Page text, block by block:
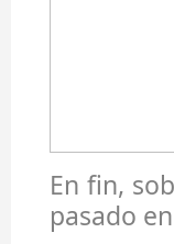
En fin,
pasado